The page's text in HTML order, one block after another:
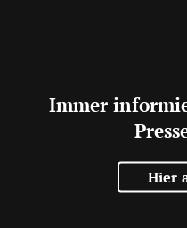
Immer
Hier